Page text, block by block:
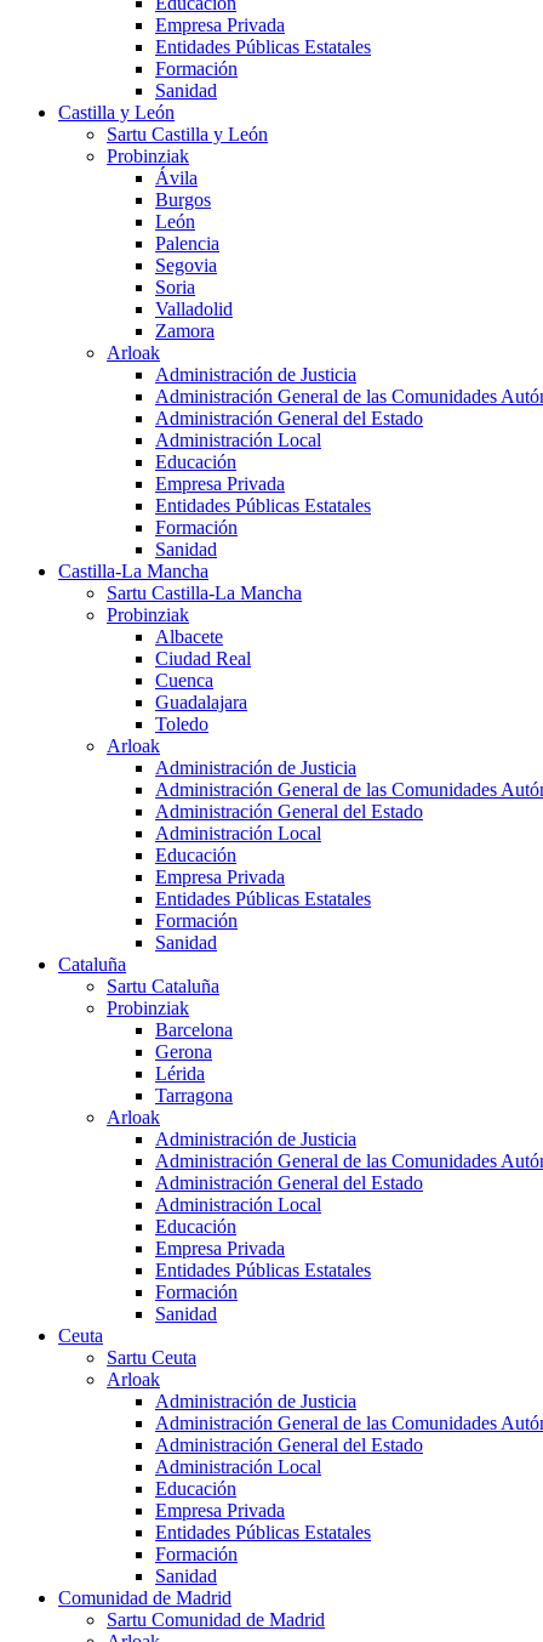
Empresa Privada
Entidades Públicas Estatales
Formación
Sanidad
Castilla y León
Sartu Castilla y León
Probinziak
Ávila
Burgos
León
Palencia
Segovia
Soria
Valladolid
Zamora
Arloak
Administración de Justicia
Administración General de las Comunidades
Administración General del Estado
Administración Local
Educación
Empresa Privada
Entidades Públicas Estatales
Formación
Sanidad
Castilla-La Mancha
Sartu Castilla-La Mancha
Probinziak
Albacete
Ciudad Real
Cuenca
Guadalajara
Toledo
Arloak
Administración de Justicia
Administración General de las Comunidades
Administración General del Estado
Administración Local
Educación
Empresa Privada
Entidades Públicas Estatales
Formación
Sanidad
Cataluña
Sartu Cataluña
Probinziak
Barcelona
Gerona
Lérida
Tarragona
Arloak
Administración de Justicia
Administración General de las Comunidades
Administración General del Estado
Administración Local
Educación
Empresa Privada
Entidades Públicas Estatales
Formación
Sanidad
Ceuta
Sartu Ceuta
Arloak
Administración de Justicia
Administración General de las Comunidades
Administración General del Estado
Administración Local
Educación
Empresa Privada
Entidades Públicas Estatales
Formación
Sanidad
Comunidad de Madrid
Sartu Comunidad de Madrid